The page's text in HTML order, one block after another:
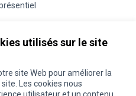
utilisés sur le site
site Web pour améliorer la
Les cookies nous